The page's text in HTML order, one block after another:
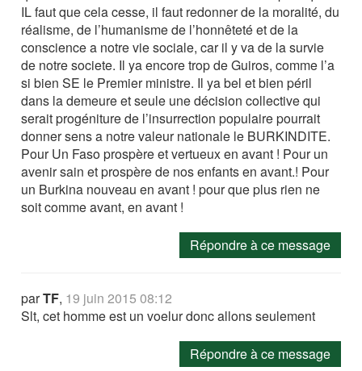
IL faut que cela cesse, il faut redonner de la moralité, du
réalisme, de l’humanisme de l’honnêteté et de la
conscience a notre vie sociale, car il y va de la survie
de notre societe. Il ya encore trop de Guiros, comme l’a
si bien SE le Premier ministre. Il ya bel et bien péril
dans la demeure et seule une décision collective qui
serait progéniture de l’insurrection populaire pourrait
donner sens a notre valeur nationale le BURKINDITE.
Pour Un Faso prospère et vertueux en avant ! Pour un
avenir sain et prospère de nos enfants en avant.! Pour
un Burkina nouveau en avant ! pour que plus rien ne
soit comme avant, en avant !
Répondre à ce message
parTF, 19 juin 2015 08:12
Slt, cet homme est un voelur donc allons seulement
Répondre à ce message